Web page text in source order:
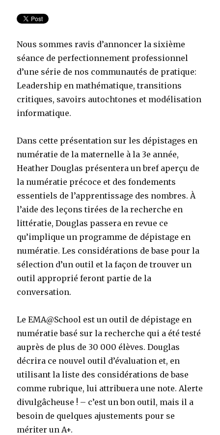
Nous sommes ravis d’annoncer la sixième
séance de perfectionnement professionnel
d’une série de nos communautés de pratique:
Leadership en mathématique, transitions
critiques, savoirs autochtones et modélisation
informatique.
Dans cette présentation sur les dépistages en
numératie de la maternelle à la 3e année,
Heather Douglas présentera un bref aperçu de
la numératie précoce et des fondements
essentiels de l’apprentissage des nombres. À
l’aide des leçons tirées de la recherche en
littératie, Douglas passera en revue ce
qu’implique un programme de dépistage en
numératie. Les considérations de base pour la
sélection d’un outil et la façon de trouver un
outil approprié feront partie de la
conversation.
Le EMA@School est un outil de dépistage en
numératie basé sur la recherche qui a été testé
auprès de plus de 30 000 élèves. Douglas
décrira ce nouvel outil d’évaluation et, en
utilisant la liste des considérations de base
comme rubrique, lui attribuera une note. Alerte
divulgâcheuse ! – c’est un bon outil, mais il a
besoin de quelques ajustements pour se
mériter un A+.